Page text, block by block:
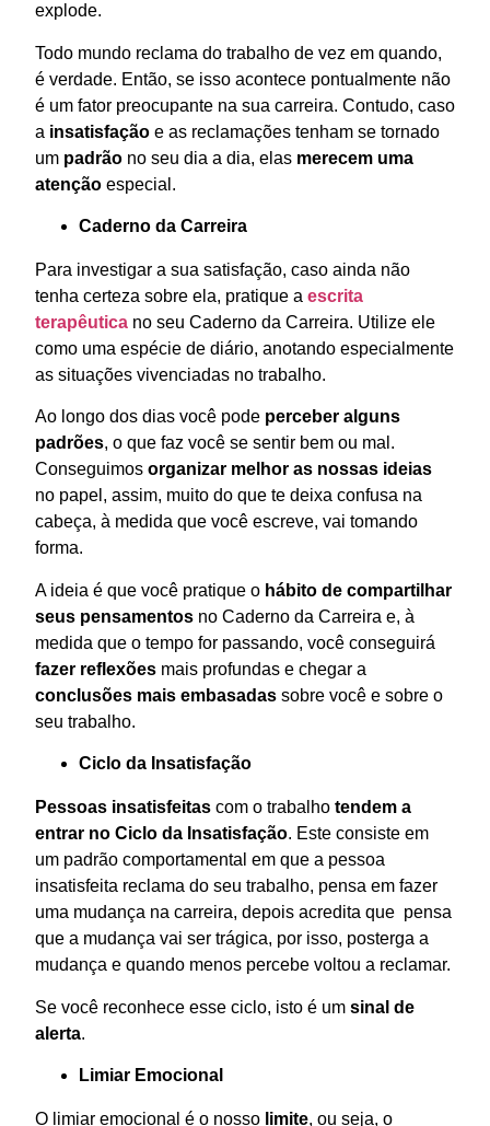
explode.
Todo mundo reclama do trabalho de vez em quando,
é verdade. Então, se isso acontece pontualmente não
é um fator preocupante na sua carreira. Contudo, caso
a insatisfação e as reclamações tenham se tornado
um padrão no seu dia a dia, elas merecem uma
atenção especial.
Caderno da Carreira
Para investigar a sua satisfação, caso ainda não
tenha certeza sobre ela, pratique a escrita
terapêutica no seu Caderno da Carreira. Utilize ele
como uma espécie de diário, anotando especialmente
as situações vivenciadas no trabalho.
Ao longo dos dias você pode perceber alguns
padrões, o que faz você se sentir bem ou mal.
Conseguimos organizar melhor as nossas ideias
no papel, assim, muito do que te deixa confusa na
cabeça, à medida que você escreve, vai tomando
forma.
A ideia é que você pratique o hábito de compartilhar
seus pensamentos no Caderno da Carreira e, à
medida que o tempo for passando, você conseguirá
fazer reflexões mais profundas e chegar a
conclusões mais embasadas sobre você e sobre o
seu trabalho.
Ciclo da Insatisfação
Pessoas insatisfeitas com o trabalho tendem a
entrar no Ciclo da Insatisfação. Este consiste em
um padrão comportamental em que a pessoa
insatisfeita reclama do seu trabalho, pensa em fazer
uma mudança na carreira, depois acredita que pensa
que a mudança vai ser trágica, por isso, posterga a
mudança e quando menos percebe voltou a reclamar.
Se você reconhece esse ciclo, isto é um sinal de
alerta.
Limiar Emocional
O limiar emocional é o nosso limite, ou seja, o